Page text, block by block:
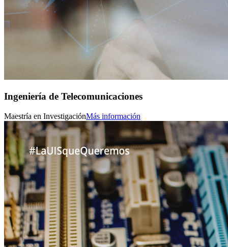
Ingeniería de Telecomunicaciones
Maestría en InvestigaciónMás información